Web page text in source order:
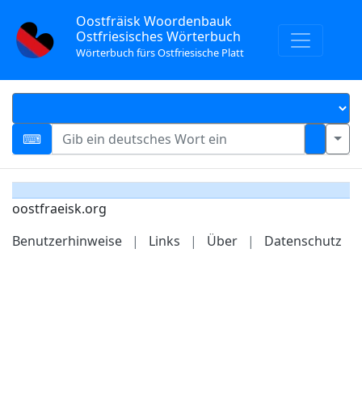
Oostfräisk Woordenbauk
Ostfriesisches Wörterbuch
Wörterbuch fürs Ostfriesische Platt
oostfraeisk.org
Benutzerhinweise
| Links | Über | Datenschutz